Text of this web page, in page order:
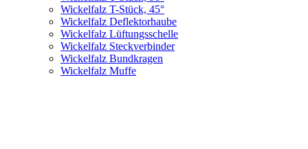
Wickelfalz T-Stück, 45°
Wickelfalz Deflektorhaube
Wickelfalz Lüftungsschelle
Wickelfalz Steckverbinder
Wickelfalz Bundkragen
Wickelfalz Muffe